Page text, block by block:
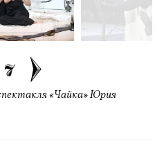
7
«Чайка» Юрия